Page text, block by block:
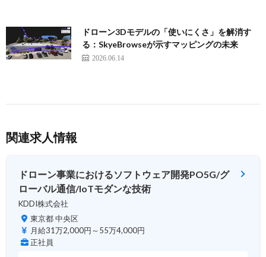
ドローン3Dモデルの「使いにくさ」を解消す
る：SkyeBrowseが示すマッピングの未来
2026.06.14
関連求人情報
ドローン事業におけるソフトウェア開発PO5G/グ
ローバル通信/IoTモダンな技術
KDDI株式会社
東京都 中央区
月給31万2,000円～55万4,000円
正社員